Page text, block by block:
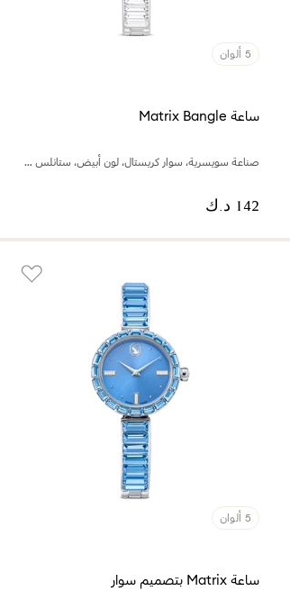
5 ألوان
ساعة Matrix Bangle
صناعة سويسرية، سوار كريستال، لون أبيض، ستانلس ستيل
5 ألوان
ساعة Matrix بتصميم سوار